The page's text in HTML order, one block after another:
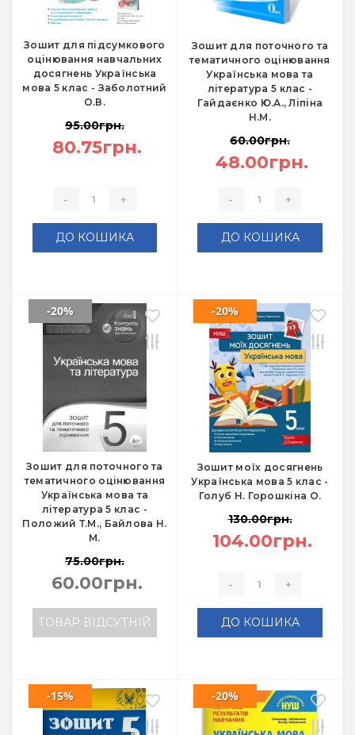
Зошит для підсумкового
оцінювання навчальних
досягнень Українська
мова 5 клас - Заболотний
О.В.
95.00грн.
80.75грн.
- +
ДО КОШИКА
Зошит для поточного та
тематичного оцінювання
Українська мова та
література 5 клас -
Гайдаєнко Ю.А., Ліпіна
Н.М.
60.00грн.
48.00грн.
- +
ДО КОШИКА
Зошит для поточного та
тематичного оцінювання
Українська мова та
література 5 клас -
Положий Т.М., Байлова Н.
М.
-20%
75.00грн.
60.00грн.
ТОВАР ВІДСУТНІЙ
Зошит моїх досягнень
Українська мова 5 клас -
Голуб Н. Горошкіна О.
-20%
130.00грн.
104.00грн.
- +
ДО КОШИКА
-15% -20%